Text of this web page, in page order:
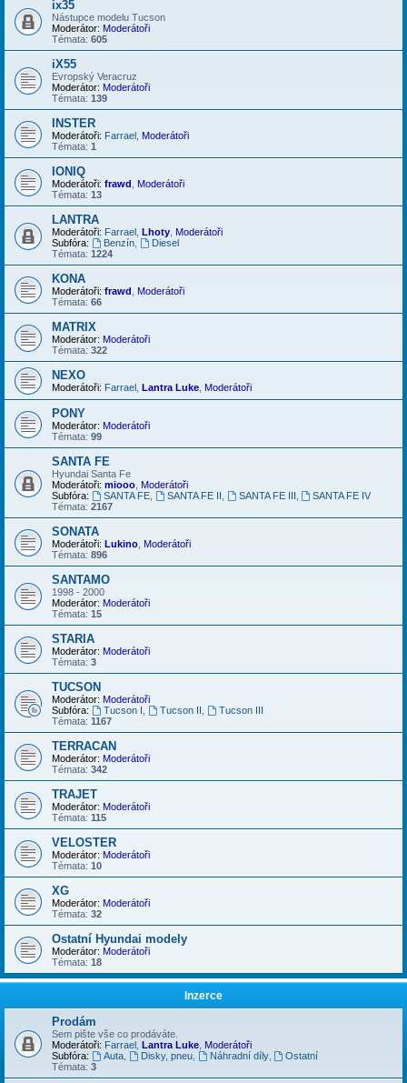
ix35
Nástupce modelu Tucson
Moderátor: Moderátoři
Témata: 605
iX55
Evropský Veracruz
Moderátor: Moderátoři
Témata: 139
INSTER
Moderátoři: Farrael Moderátoři
Témata: 1
IONIQ
Moderátoři: frawd
Moderátoři
Témata: 13
LANTRA
Moderátoři: Farrael Lhoty Moderátoři
Subfóra:
Benzín,
Diesel
Témata: 1224
KONA
Moderátoři: frawd
Moderátoři
Témata: 66
MATRIX
Moderátor: Moderátoři
Témata: 322
NEXO
Moderátoři: Farrael Lantra Luke Moderátoři
PONY
Moderátor: Moderátoři
Témata: 99
SANTA FE
Hyundai Santa Fe
Moderátoři: miooo Moderátoři
Subfóra:
SANTA FE, SANTA FE II SANTA FE III
SANTA FE IV
Témata: 2167
SONATA
Moderátoři: Lukino Moderátoři
Témata: 896
SANTAMO
1998 - 2000
Moderátor: Moderátoři
Témata: 15
STARIA
Moderátor: Moderátoři
Témata: 3
TUCSON
Moderátor: Moderátoři
Subfóra:
Tucson I Tucson II
Tucson III
Témata: 1167
TERRACAN
Moderátor: Moderátoři
Témata: 342
TRAJET
Moderátor: Moderátoři
Témata: 115
VELOSTER
Moderátor: Moderátoři
Témata: 10
XG
Moderátor: Moderátoři
Témata: 32
Ostatní Hyundai modely
Moderátor: Moderátoři
Témata: 18
Inzerce
Prodám
Sem pište vše co prodáváte.
Moderátoři: Farrael Lantra Luke Moderátoři
Subfóra:
Auta, Disky, pneu, Náhradní díly,
Ostatní
Témata: 3